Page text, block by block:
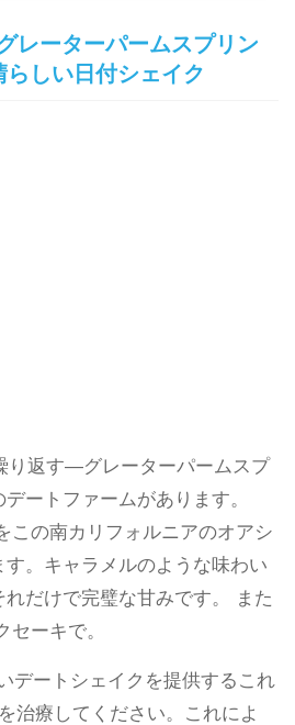
レーターパームスプリン
しい日付シェイク
り返す—グレーターパームスプ
ートファームがあります。
この南カリフォルニアのオアシ
。キャラメルのような味わい
れだけで完璧な甘みです。 また
セーキで。
デートシェイクを提供するこれ
治療してください。これによ